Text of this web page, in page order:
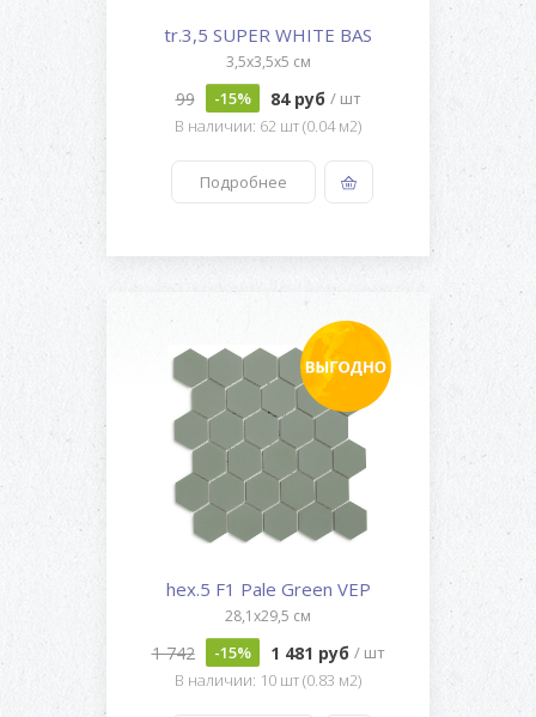
tr.3,5 SUPER WHITE BAS
3,5x3,5x5 см
99 -15% 84 руб / шт
В наличии: 62 шт (0.04 м2)
Подробнее
hex.5 F1 Pale Green VEP
28,1x29,5 см
1 742 -15% 1 481 руб / шт
В наличии: 10 шт (0.83 м2)